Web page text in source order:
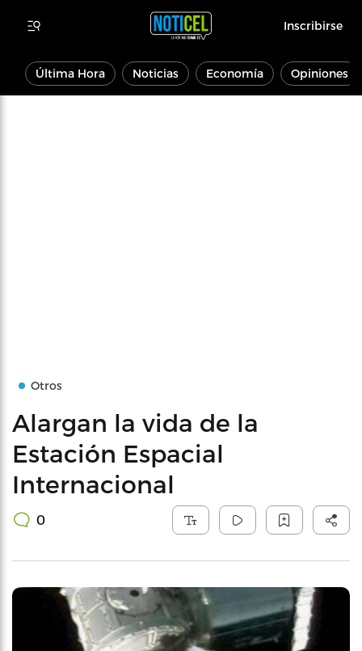
Inscribirse
Última Hora Noticias Economía Opiniones
Otros
Alargan la vida de la
Estación Espacial
Internacional
0